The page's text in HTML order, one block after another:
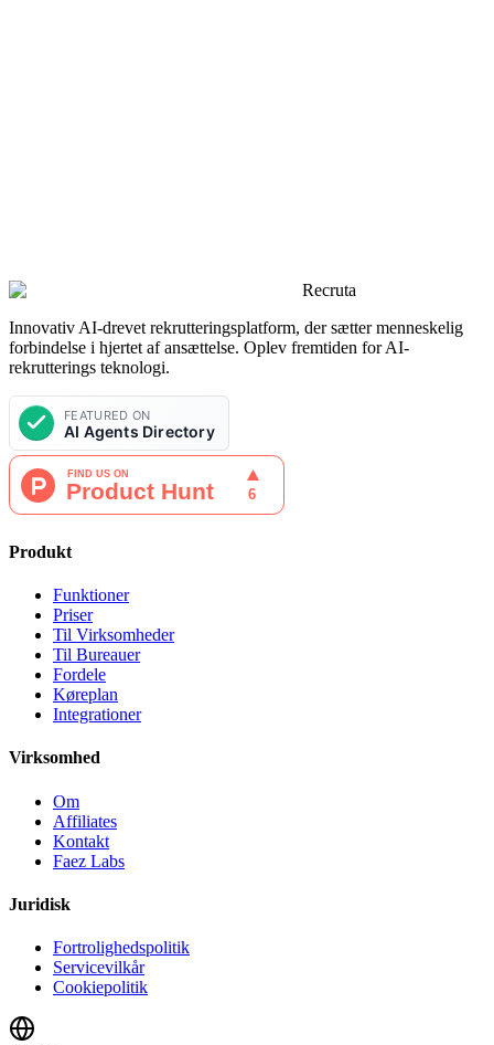
Recruta
Innovativ AI-drevet rekrutteringsplatform, der sætter menneskelig
forbindelse i hjertet af ansættelse. Oplev fremtiden for AI-
rekrutterings teknologi.
Produkt
Funktioner
Priser
Til Virksomheder
Til Bureauer
Fordele
Køreplan
Integrationer
Virksomhed
Om
Affiliates
Kontakt
Faez Labs
Juridisk
Fortrolighedspolitik
Servicevilkår
Cookiepolitik